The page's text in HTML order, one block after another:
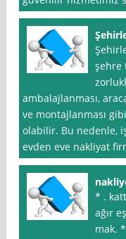
şehre
ambalajlanması,
ve montajlanması
olabilir. Bu nedenle,
evden eve nakliyat
* .
ağır
mak.